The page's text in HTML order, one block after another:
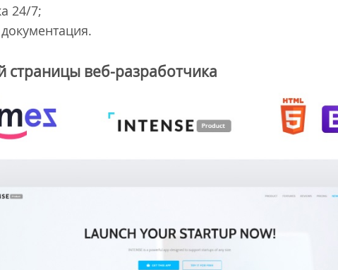
24/7;
веб-разработчика